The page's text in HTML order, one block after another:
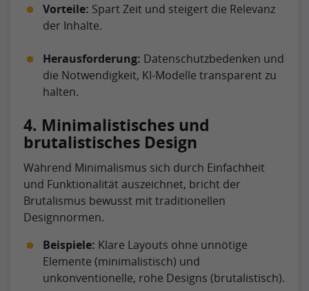
Vorteile: Spart Zeit und steigert die Relevanz
der Inhalte.
Herausforderung: Datenschutzbedenken und
die Notwendigkeit, KI-Modelle transparent zu
halten.
4. Minimalistisches und
brutalistisches Design
Während Minimalismus sich durch Einfachheit
und Funktionalität auszeichnet, bricht der
Brutalismus bewusst mit traditionellen
Designnormen.
Beispiele: Klare Layouts ohne unnötige
Elemente (minimalistisch) und
unkonventionelle, rohe Designs (brutalistisch).